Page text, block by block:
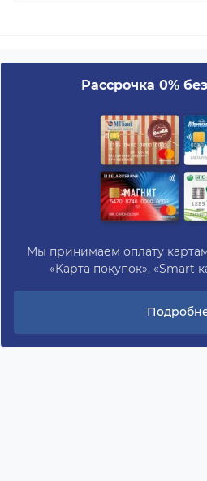
Рассрочка 0%
Мы принимаем оплату
«Карта покупок», «Smart